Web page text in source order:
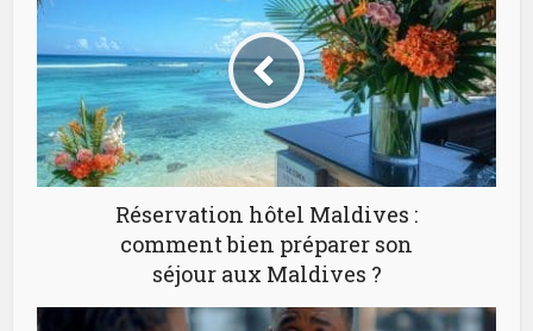
Réservation hôtel Maldives :
comment bien préparer son
séjour aux Maldives ?